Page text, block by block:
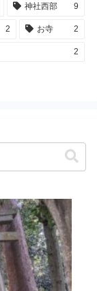
神社西部 9
2 お寺 2
2